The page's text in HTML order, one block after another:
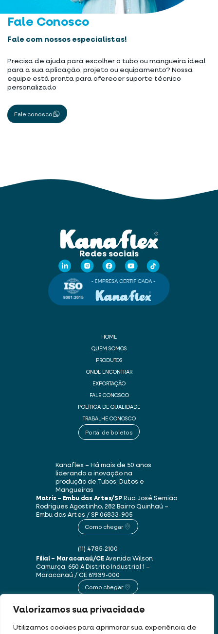
Valorizamos sua privacidade
Utilizamos cookies para aprimorar sua experiência de
Fale Conosco
Fale com nossos especialistas!
Precisa de ajuda para escolher o tubo ou mangueira ideal
para a sua aplicação, projeto ou equipamento? Nossa
equipe está pronta para oferecer suporte técnico
personalizado
Fale conosco
Redes sociais
HOME
QUEM SOMOS
PRODUTOS
ONDE ENCONTRAR
EXPORTAÇÃO
FALE CONOSCO
POLÍTICA DE QUALIDADE
TRABALHE CONOSCO
Portal de boletos
Kanaflex – Há mais de 50 anos
liderando a inovação na
produção de Tubos, Dutos e
Mangueiras
Matriz – Embu das Artes/SPRua José Semião
Rodrigues Agostinho, 282 Bairro Quinhaú –
Embu das Artes / SP06833-905
Como chegar
(11) 4785-2100
Filial – Maracanaú/CEAvenida Wilson
Camurça, 650 ADistrito Industrial 1 –
Maracanaú / CE61939-000
Como chegar
(85) 3250-1235